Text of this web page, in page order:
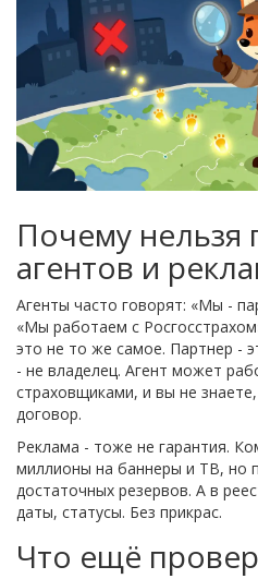
Почему нельзя
агентов и
Агенты часто говорят: «Мы -
«Мы работаем с
это не то же самое. Партнер -
- не владелец. Агент может
страховщиками, и вы не
договор.
Реклама - тоже не гарантия.
миллионы на баннеры и ТВ, но
достаточных резервов. А в
даты, статусы. Без прикрас.
Что ещё